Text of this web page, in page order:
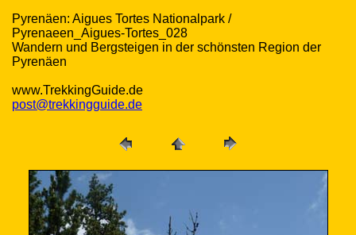
Pyrenäen: Aigues Tortes Nationalpark /
Pyrenaeen_Aigues-Tortes_028
Wandern und Bergsteigen in der schönsten Region der
Pyrenäen
www.TrekkingGuide.de
post@trekkingguide.de